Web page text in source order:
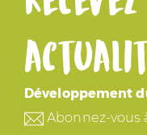
Développement
Abonnez-vous